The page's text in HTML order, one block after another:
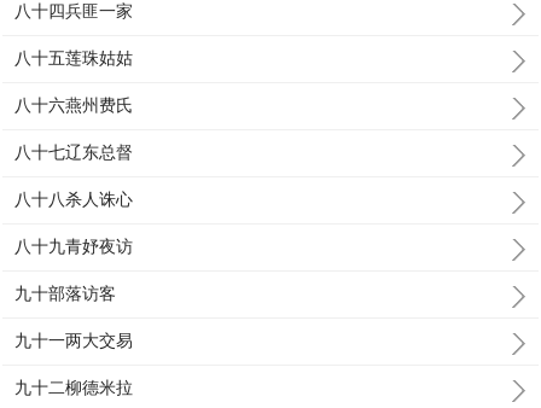
八十四兵匪一家
八十五莲珠姑姑
八十六燕州费氏
八十七辽东总督
八十八杀人诛心
八十九青妤夜访
九十部落访客
九十一两大交易
九十二柳德米拉